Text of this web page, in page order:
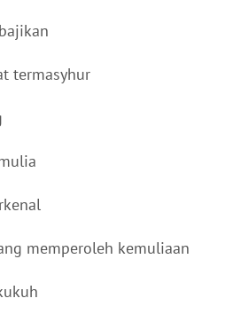
termasyhur
memperoleh kemuliaan